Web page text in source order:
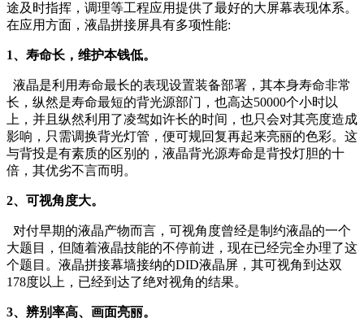
途及时指挥，调理等工程应用提供了最好的大屏幕表现体系。
在应用方面，液晶拼接屏具有多项性能:
1、寿命长，维护本钱低。
液晶是利用寿命最长的表现设置装备部署，其本身寿命非常
长，纵然是寿命最短的背光源部门，也高达50000个小时以
上，并且纵然利用了凌驾如许长的时间，也只会对其亮度造成
影响，只需调换背光灯管，便可规回复再起来亮丽的色彩。这
与背投是有素质的区别的，液晶背光源寿命是背投灯胆的十
倍，其优劣不言而明。
2、可视角度大。
对付早期的液晶产物而言，可视角度曾经是制约液晶的一个
大题目，但随着液晶技能的不停前进，现在已经完全办理了这
个题目。液晶拼接幕墙接纳的DID液晶屏，其可视角到达双
178度以上，已经到达了绝对视角的结果。
3、辨别率高、画面亮丽。